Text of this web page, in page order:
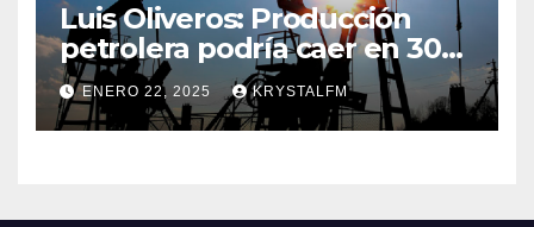
Luis Oliveros: Producción
petrolera podría caer en 30%
si EEUU elimina las licencias a
Venezuela
ENERO 22, 2025 KRYSTALFM